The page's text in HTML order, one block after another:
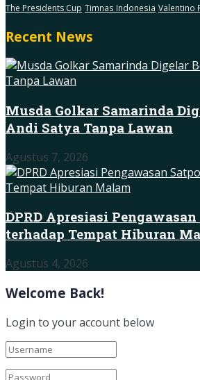
The Presidents Cup Timnas Indonesia Valentino
Recent News
Musda Golkar Samarinda
Andi Satya Tanpa Lawan
Agustus 7, 2026
DPRD Apresiasi
terhadap Tempat Hiburan
Agustus 4, 2026
Welcome Back!
Login to your account below